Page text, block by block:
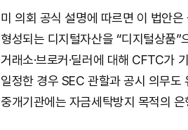
미 의회 공식 설명에 따르면 이 법안
형성되는 디지털자산을 “디지털상품
거래소·브로커·딜러에 대해 CFTC가
일정한 경우 SEC 관할과 공시 의무도
중개기관에는 자금세탁방지 목적의